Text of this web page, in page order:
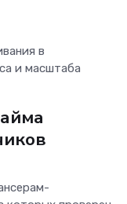
в
и масштаба